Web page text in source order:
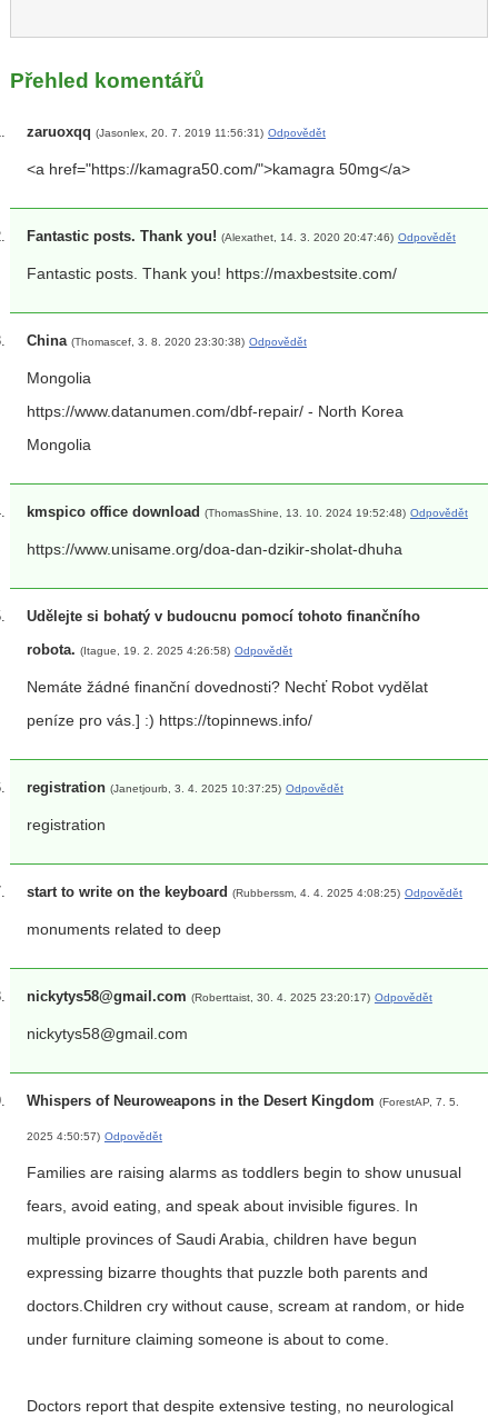
Přehled komentářů
zaruoxqq (Jasonlex, 20. 7. 2019 11:56:31) Odpovědět
<a href="https://kamagra50.com/">kamagra 50mg</a>
Fantastic posts. Thank you! (Alexathet, 14. 3. 2020 20:47:46) Odpovědět
Fantastic posts. Thank you! https://maxbestsite.com/
China (Thomascef, 3. 8. 2020 23:30:38) Odpovědět
Mongolia
https://www.datanumen.com/dbf-repair/ - North Korea
Mongolia
kmspico office download (ThomasShine, 13. 10. 2024 19:52:48) Odpovědět
https://www.unisame.org/doa-dan-dzikir-sholat-dhuha
Udělejte si bohatý v budoucnu pomocí tohoto finančního
robota. (Itague, 19. 2. 2025 4:26:58) Odpovědět
Nemáte žádné finanční dovednosti? Nechť Robot vydělat
peníze pro vás.] :) https://topinnews.info/
registration (Janetjourb, 3. 4. 2025 10:37:25) Odpovědět
registration
start to write on the keyboard (Rubberssm, 4. 4. 2025 4:08:25) Odpovědět
monuments related to deep
nickytys58@gmail.com (Roberttaist, 30. 4. 2025 23:20:17) Odpovědět
nickytys58@gmail.com
Whispers of Neuroweapons in the Desert Kingdom (ForestAP, 7. 5.
2025 4:50:57) Odpovědět
Families are raising alarms as toddlers begin to show unusual
fears, avoid eating, and speak about invisible figures. In
multiple provinces of Saudi Arabia, children have begun
expressing bizarre thoughts that puzzle both parents and
doctors.Children cry without cause, scream at random, or hide
under furniture claiming someone is about to come.
Doctors report that despite extensive testing, no neurological